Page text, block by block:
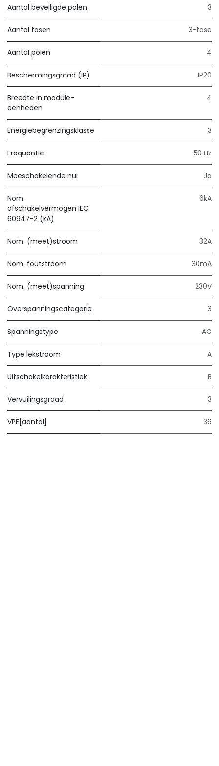
Aantal beveiligde polen 3
Aantal fasen 3-fase
Aantal polen 4
Beschermingsgraad (IP) IP20
Breedte in module-
eenheden
4
Energiebegrenzingsklasse 3
Frequentie 50 Hz
Meeschakelende nul Ja
Nom.
afschakelvermogen IEC
60947-2 (kA)
6kA
Nom. (meet)stroom 32A
Nom. foutstroom 30mA
Nom. (meet)spanning 230V
Overspanningscategorie 3
Spanningstype AC
Type lekstroom A
Uitschakelkarakteristiek B
Vervuilingsgraad 3
VPE[aantal] 36